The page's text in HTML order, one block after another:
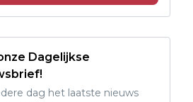
Dagelijkse
dag het laatste nieuws